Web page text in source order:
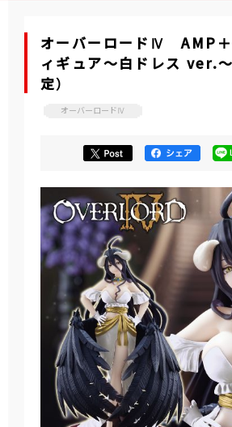
オーバーロードⅣ AMP＋
ィギュア～白ドレス ver.
定）
オーバーロードⅣ